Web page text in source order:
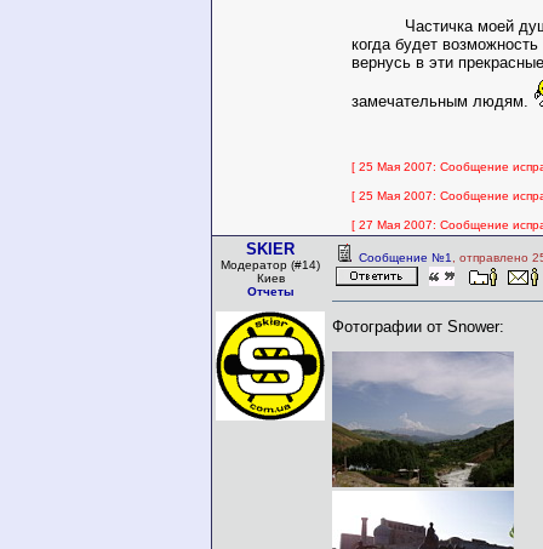
Частичка моей души
когда будет
вернусь в эти
замечательным людям.
[ 25 Мая 2007: Сообщение
[ 25 Мая 2007: Сообщение
[ 27 Мая 2007: Сообщение
SKIER
Модератор (#14)
Киев
Отчеты
Сообщение №1 , отправлено
Фотографии от Snower: